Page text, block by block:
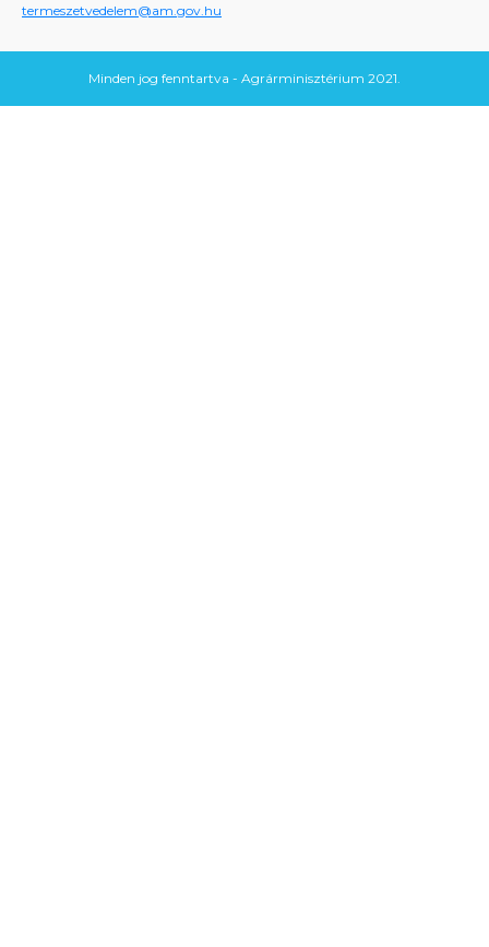
termeszetvedelem@am.gov.hu
Minden jog fenntartva - Agrárminisztérium 2021.